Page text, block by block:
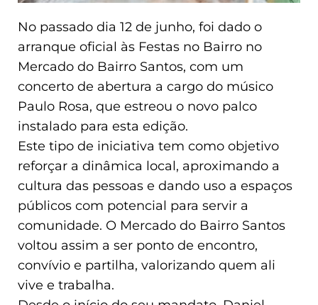
No passado dia 12 de junho, foi dado o
arranque oficial às Festas no Bairro no
Mercado do Bairro Santos, com um
concerto de abertura a cargo do músico
Paulo Rosa, que estreou o novo palco
instalado para esta edição.
Este tipo de iniciativa tem como objetivo
reforçar a dinâmica local, aproximando a
cultura das pessoas e dando uso a espaços
públicos com potencial para servir a
comunidade. O Mercado do Bairro Santos
voltou assim a ser ponto de encontro,
convívio e partilha, valorizando quem ali
vive e trabalha.